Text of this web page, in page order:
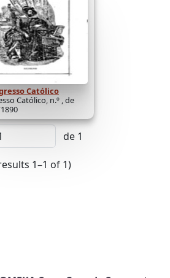
Católico
Católico, n.º , de
de 1
1–1 of 1)